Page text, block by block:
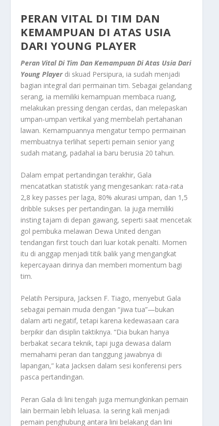
PERAN VITAL DI TIM DAN
KEMAMPUAN DI ATAS USIA
DARI YOUNG PLAYER
Peran Vital Di Tim Dan Kemampuan Di Atas Usia Dari
Young Player di skuad Persipura, ia sudah menjadi
bagian integral dari permainan tim. Sebagai gelandang
serang, ia memiliki kemampuan membaca ruang,
melakukan pressing dengan cerdas, dan melepaskan
umpan-umpan vertikal yang membelah pertahanan
lawan. Kemampuannya mengatur tempo permainan
membuatnya terlihat seperti pemain senior yang
sudah matang, padahal ia baru berusia 20 tahun.
Dalam empat pertandingan terakhir, Gala
mencatatkan statistik yang mengesankan: rata-rata
2,8 key passes per laga, 80% akurasi umpan, dan 1,5
dribble sukses per pertandingan. Ia juga memiliki
insting tajam di depan gawang, seperti saat mencetak
gol pembuka melawan Dewa United dengan
tendangan first touch dari luar kotak penalti. Momen
itu di anggap menjadi titik balik yang mengangkat
kepercayaan dirinya dan memberi momentum bagi
tim.
Pelatih Persipura, Jacksen F. Tiago, menyebut Gala
sebagai pemain muda dengan “jiwa tua”—bukan
dalam arti negatif, tetapi karena kedewasaan cara
berpikir dan disiplin taktiknya. “Dia bukan hanya
berbakat secara teknik, tapi juga dewasa dalam
memahami peran dan tanggung jawabnya di
lapangan,” kata Jacksen dalam sesi konferensi pers
pasca pertandingan.
Peran Gala di lini tengah juga memungkinkan pemain
lain bermain lebih leluasa. Ia sering kali menjadi
pemain penghubung antara lini belakang dan lini